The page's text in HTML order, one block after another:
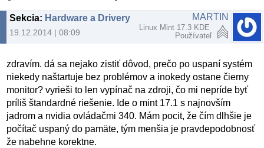
Sekcia: Hardware a Drivery
19.12.2014 | 08:09
MARTIN
Linux Mint 17.3 KDE
Používateľ
zdravím. dá sa nejako zistiť dôvod, prečo po uspaní systém
niekedy naštartuje bez problémov a inokedy ostane čierny
monitor? vyrieši to len vypínač na zdroji, čo mi nepríde byť
príliš štandardné riešenie. Ide o mint 17.1 s najnovším
jadrom a nvidia ovládačmi 340. Mám pocit, že čím dlhšie je
počítač uspaný do pamäte, tým menšia je pravdepodobnosť
že nabehne korektne.